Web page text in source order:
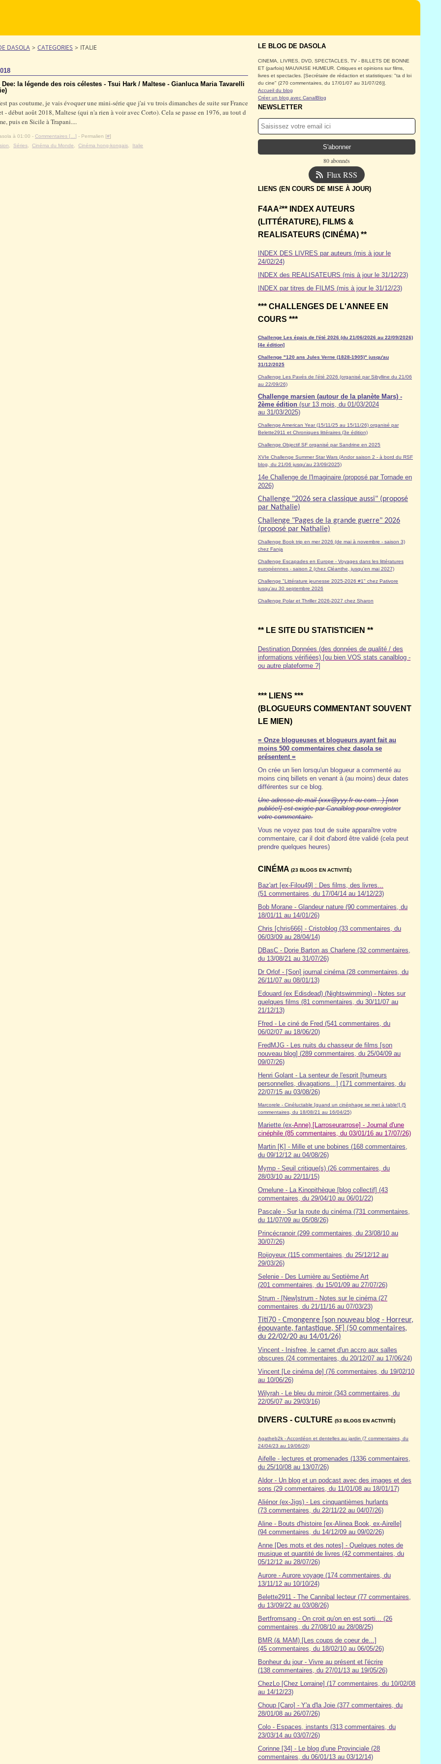
DASOLA > CATEGORIES > ITALIE
Dee: la légende des rois célestes - Tsui Hark / Maltese - Gianluca Maria Tavarelli
pas coutume, je vais évoquer une mini-série que j'ai vu trois dimanches de suite sur France
- début août 2018, Maltese (qui n'a rien à voir avec Corto). Cela se passe en 1976, au tout d
puis en Sicile à Trapani....
à 01:00 - Commentaires [ ] - Permalien [#]
Séries Cinéma du Monde Cinéma hong-kongais Italie
LE BLOG DE DASOLA
CINEMA, LIVRES, DVD, SPECTACLES, TV - BILLETS DE BONNE
ET (parfois) MAUVAISE HUMEUR. Critiques et opinions sur films,
livres et spectacles. [Secrétaire de rédaction et statistiques: "ta d loi
du cine" (270 commentaires, du 17/01/07 au 31/07/26)].
Accueil du blog
Créer un blog avec CanalBlog
NEWSLETTER
80 abonnés
Flux RSS
LIENS (EN COURS DE MISE À JOUR)
F4AA²** INDEX AUTEURS
(LITTÉRATURE), FILMS &
REALISATEURS (CINÉMA) **
INDEX DES LIVRES par auteurs (mis à jour le
24/02/24)
INDEX des REALISATEURS (mis à jour le 31/12/23)
INDEX par titres de FILMS (mis à jour le 31/12/23)
*** CHALLENGES DE L'ANNEE EN
COURS ***
Challenge Les épais de l'été 2026 (du 21/06/2026 au 22/09/2026)
[4e édition]
Challenge "120 ans Jules Verne (1828-1905)" jusqu'au
31/12/2025
Challenge Les Pavés de l'été 2026 (organisé par Sibylline du 21/06
au 22/09/26)
Challenge marsien (autour de la planète Mars) -
2ème édition (sur 13 mois, du 01/03/2024
au 31/03/2025)
Challenge American Year (15/11/25 au 15/11/26) organisé par
Belette2911 et Chroniques littéraires (3e édition)
Challenge Objectif SF organisé par Sandrine en 2025
XVIe Challenge Summer Star Wars (Andor saison 2 - à bord du RSF
blog, du 21/06 jusqu'au 23/09/2025)
14e Challenge de l'Imaginaire (proposé par Tornade en
2026)
Challenge "2026 sera classique aussi" (proposé
par Nathalie)
Challenge "Pages de la grande guerre" 2026
(proposé par Nathalie)
Challenge Book trip en mer 2026 (de mai à novembre - saison 3)
chez Fanja
Challenge Escapades en Europe - Voyages dans les littératures
européennes - saison 2 (chez Cléanthe, jusqu'en mai 2027)
Challenge "Littérature jeunesse 2025-2026 #1" chez Pativore
jusqu'au 30 septembre 2026
Challenge Polar et Thriller 2026-2027 chez Sharon
** LE SITE DU STATISTICIEN **
Destination Données (des données de qualité / des
informations vérifiées) [ou bien VOS stats canalblog -
ou autre plateforme ?]
*** LIENS ***
(BLOGUEURS COMMENTANT SOUVENT
LE MIEN)
= Onze blogueuses et blogueurs ayant fait au
moins 500 commentaires chez dasola se
présentent =
On crée un lien lorsqu'un blogueur a commenté au
moins cinq billets en venant à (au moins) deux dates
différentes sur ce blog.
Une adresse de mail (xxx@yyy.fr ou com...) [non
publiée!] est exigée par Canalblog pour enregistrer
votre commentaire.
Vous ne voyez pas tout de suite apparaître votre
commentaire, car il doit d'abord être validé (cela peut
prendre quelques heures)
CINÉMA (23 BLOGS EN ACTIVITÉ)
Baz'art [ex-Filou49] : Des films, des livres...
(51 commentaires, du 17/04/14 au 14/12/23)
Bob Morane - Glandeur nature (90 commentaires, du
18/01/11 au 14/01/26)
Chris [chris666] - Cristoblog (33 commentaires, du
06/03/09 au 28/04/14)
DBasC - Dorie Barton as Charlene (32 commentaires,
du 13/08/21 au 31/07/26)
Dr Orlof - [Son] journal cinéma (28 commentaires, du
26/11/07 au 08/01/13)
Edouard (ex Edisdead) (Nightswimming) - Notes sur
quelques films (81 commentaires, du 30/11/07 au
21/12/13)
Ffred - Le ciné de Fred (541 commentaires, du
06/02/07 au 18/06/20)
FredMJG - Les nuits du chasseur de films [son
nouveau blog] (289 commentaires, du 25/04/09 au
09/07/26)
Henri Golant - La senteur de l'esprit [humeurs
personnelles, divagations...] (171 commentaires, du
22/07/15 au 03/08/26)
Marcorele - Cinéluctable [quand un cinéphage se met à table!] (5
commentaires, du 18/08/21 au 16/04/25)
Mariette (ex-Anne) [Larroseurarrose] - Journal d'une
cinéphile (85 commentaires, du 03/01/16 au 17/07/26)
Martin [K] - Mille et une bobines (168 commentaires,
du 09/12/12 au 04/08/26)
Mymp - Seuil critique(s) (26 commentaires, du
28/03/10 au 22/11/15)
Ornelune - La Kinopithèque [blog collectif] (43
commentaires, du 29/04/10 au 06/01/22)
Pascale - Sur la route du cinéma (731 commentaires,
du 11/07/09 au 05/08/26)
Princécranoir (299 commentaires, du 23/08/10 au
30/07/26)
Roijoyeux (115 commentaires, du 25/12/12 au
29/03/26)
Selenie - Des Lumière au Septième Art
(201 commentaires, du 15/01/09 au 27/07/26)
Strum - [New]strum - Notes sur le cinéma (27
commentaires, du 21/11/16 au 07/03/23)
Titi70 - Cmongenre [son nouveau blog - Horreur,
épouvante, fantastique, SF] (50 commentaires,
du 22/02/20 au 14/01/26)
Vincent - Inisfree, le carnet d'un accro aux salles
obscures (24 commentaires, du 20/12/07 au 17/06/24)
Vincent [Le cinéma de] (76 commentaires, du 19/02/10
au 10/06/26)
Wilyrah - Le bleu du miroir (343 commentaires, du
22/05/07 au 29/03/16)
DIVERS - CULTURE (53 BLOGS EN ACTIVITÉ)
Agatheb2k - Accordéon et dentelles au jardin (7 commentaires, du
24/04/23 au 19/06/26)
Aifelle - lectures et promenades (1336 commentaires,
du 25/10/08 au 13/07/26)
Aldor - Un blog et un podcast avec des images et des
sons (29 commentaires, du 11/01/08 au 18/01/17)
Aliénor (ex-Jigs) - Les cinquantièmes hurlants
(73 commentaires, du 22/11/22 au 04/07/26)
Aline - Bouts d'histoire [ex-Alinea Book, ex-Airelle]
(94 commentaires, du 14/12/09 au 09/02/26)
Anne [Des mots et des notes] - Quelques notes de
musique et quantité de livres (42 commentaires, du
05/12/12 au 28/07/26)
Aurore - Aurore voyage (174 commentaires, du
13/11/12 au 10/10/24)
Belette2911 - The Cannibal lecteur (77 commentaires,
du 13/09/22 au 03/08/26)
Bertfromsang - On croit qu'on en est sorti... (26
commentaires, du 27/08/10 au 28/08/25)
BMR (& MAM) [Les coups de coeur de...]
(45 commentaires, du 18/02/10 au 06/05/26)
Bonheur du jour - Vivre au présent et l'écrire
(138 commentaires, du 27/01/13 au 19/05/26)
ChezLo [Chez Lorraine] (17 commentaires, du 10/02/08
au 14/12/23)
Choup [Caro] - Y'a d'la Joie (377 commentaires, du
28/01/08 au 26/07/26)
Colo - Espaces, instants (313 commentaires, du
23/03/14 au 03/07/26)
Corinne [34] - Le blog d'une Provinciale (28
commentaires, du 06/01/13 au 03/12/14)